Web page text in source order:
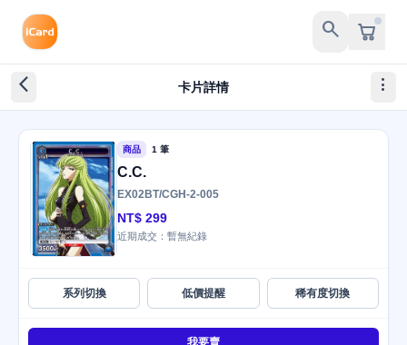
search
arrow_back_ios_new 卡片詳情 more_vert
商品 1 筆
C.C.
EX02BT/CGH-2-005
NT$ 299
近期成交：暫無紀錄
系列切換 低價提醒 稀有度切換
我要賣